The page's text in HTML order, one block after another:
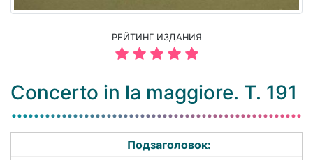
РЕЙТИНГ ИЗДАНИЯ
Concerto in la maggiore. T. 191
Подзаголовок: